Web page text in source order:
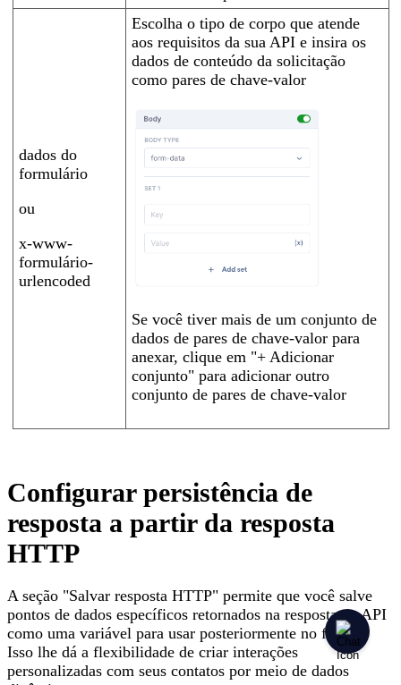
dados do
formulário
ou
x-www-
formulário-
urlencoded
Escolha o tipo de corpo que atende
aos requisitos da sua API e insira os
dados de conteúdo da solicitação
como pares de chave-valor
Se você tiver mais de um conjunto de
dados de pares de chave-valor para
anexar, clique em "+ Adicionar
conjunto" para adicionar outro
conjunto de pares de chave-valor
Configurar persistência de
resposta a partir da resposta
HTTP
A seção "Salvar resposta HTTP" permite que você salve
pontos de dados específicos retornados na resposta da API
como uma variável para usar posteriormente no fluxo
Isso lhe dá a flexibilidade de criar interações
personalizadas com seus contatos por meio de dados